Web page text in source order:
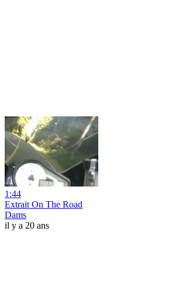
1:44
Extrait On The Road
Dams
il y a 20 ans